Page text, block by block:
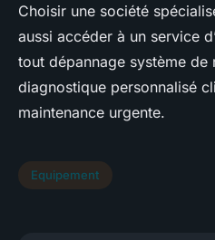
Choisir une société
aussi accéder à un service
tout dépannage système de
diagnostique personnalisé
maintenance urgente.
Equipement